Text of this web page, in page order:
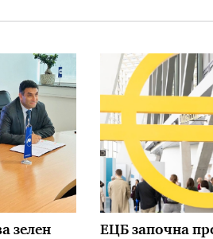
зелен ЕЦБ започна